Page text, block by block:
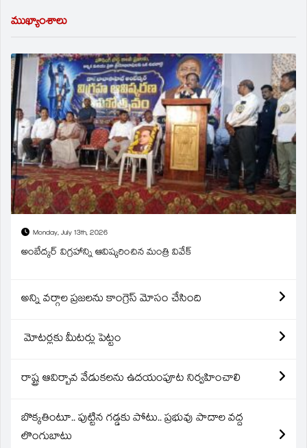
ముఖ్యాంశాలు
Monday, July 13th, 2026
అంబేద్కర్ విగ్రహాన్ని ఆవిష్కరించిన మంత్రి వివేక్
అన్ని వర్గాల ప్రజలను కాంగ్రెస్ మోసం చేసింది
మోటర్లకు మీటర్లు పెట్టం
రాష్ట్ర ఆవిర్బావ వేడుకలను ఉదయంపూట నిర్వహించాలి
బొక్కతింటూ.. పుట్టిన గడ్డకు పోటు.. ప్రభువు పాదాల వద్ద
లొంగుబాటు